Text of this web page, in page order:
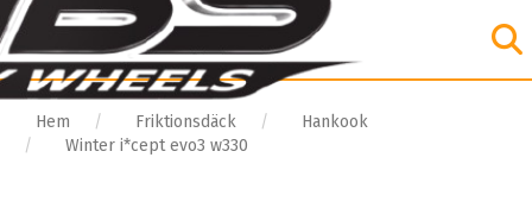
Hem Friktionsdäck
Hankook
Winter i*cept evo3 w330